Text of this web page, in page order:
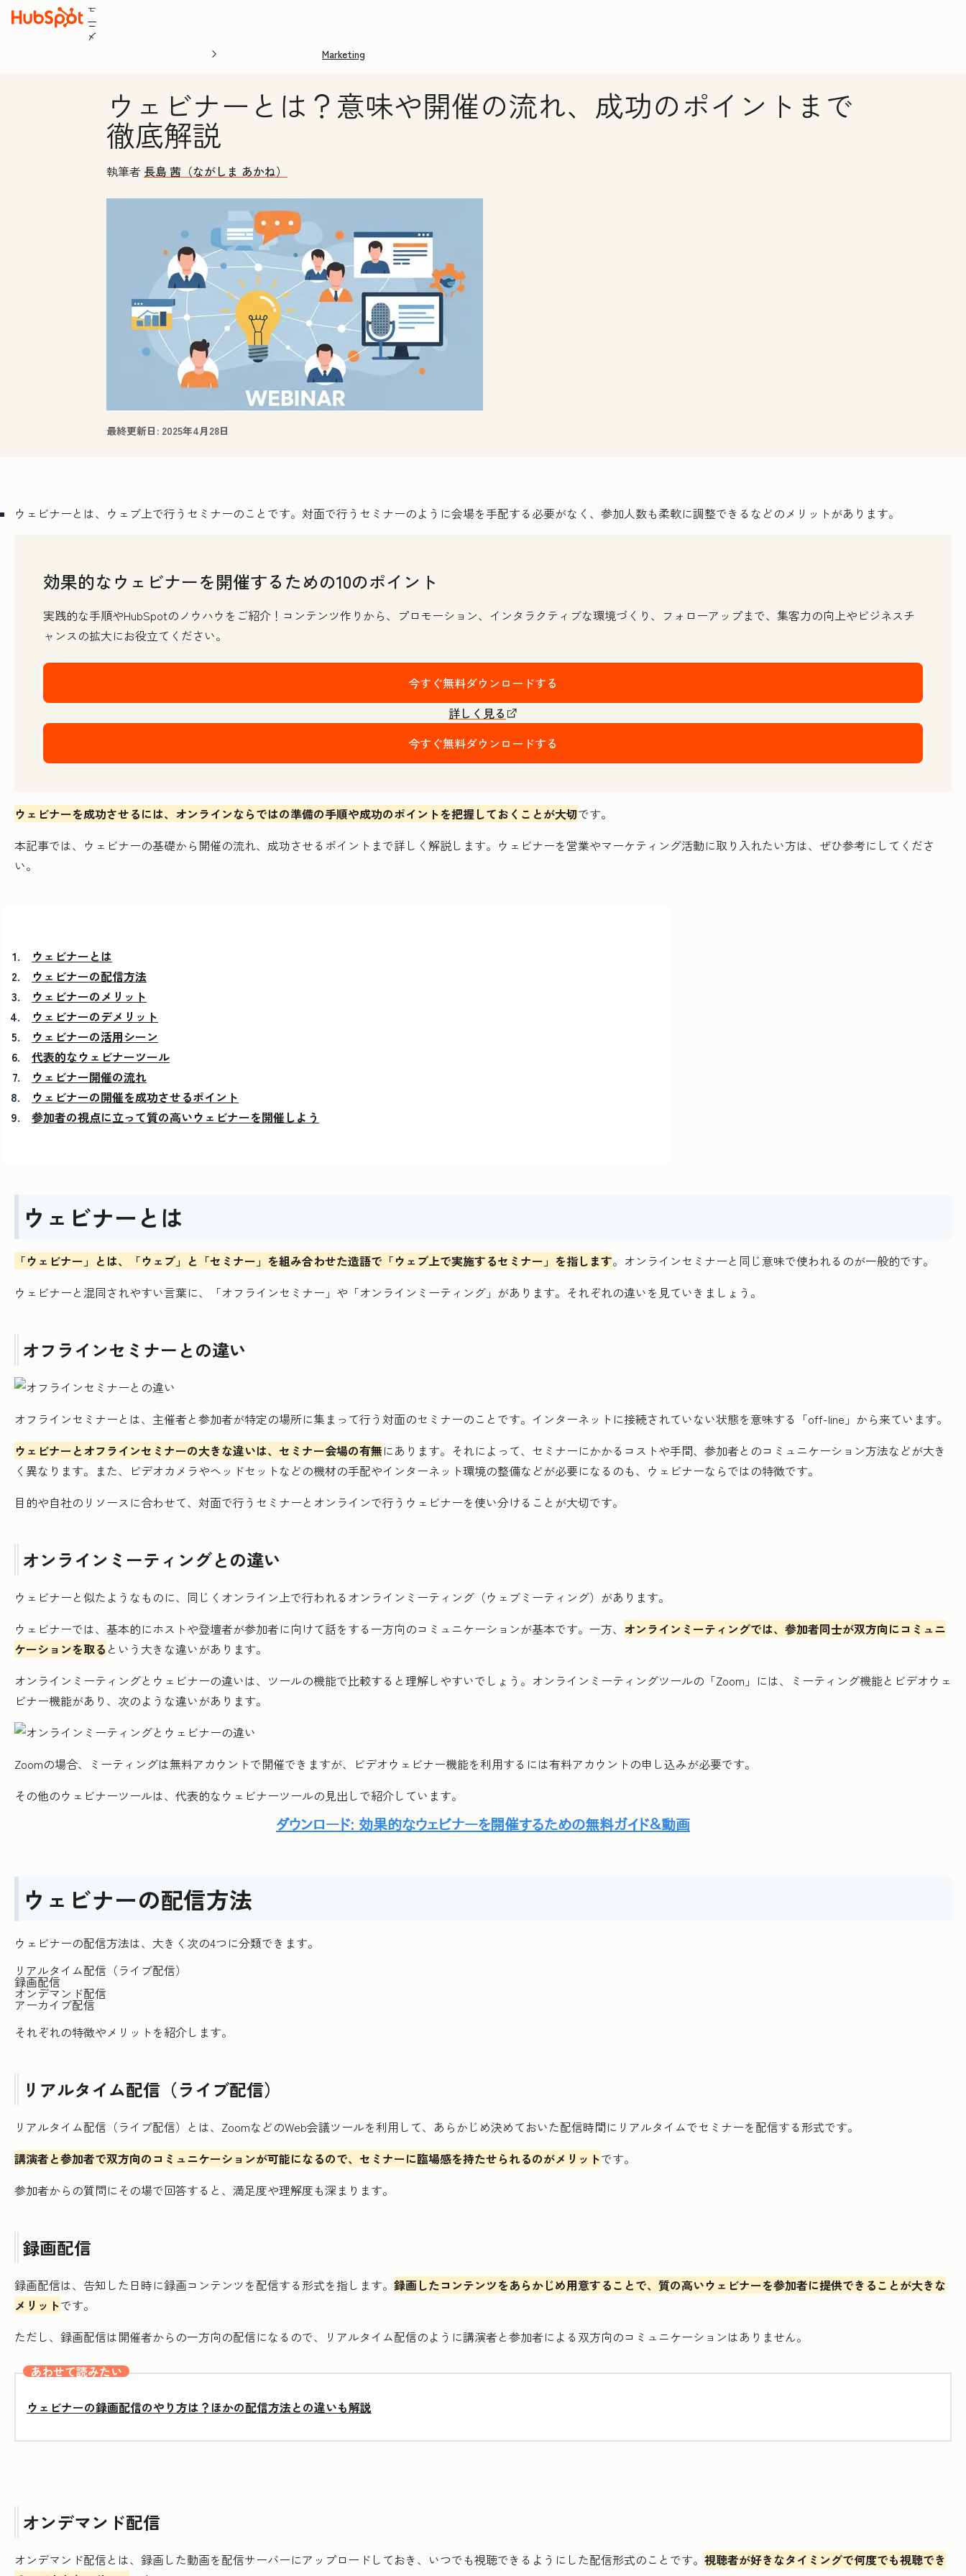
メ
ニ
ュ
Marketing
ウェビナーとは？意味や開催の流れ、成功のポイントまで
徹底解説
執筆者 長島 茜（ながしま あかね）
最終更新日: 2025年4月28日
ウェビナーとは、ウェブ上で行うセミナーのことです。対面で行うセミナーのように会場を手配する必要がなく、参加人数も柔軟に調整できるなどのメリットがあります。
効果的なウェビナーを開催するための10のポイント
実践的な手順やHubSpotのノウハウをご紹介！コンテンツ作りから、プロモーション、インタラクティブな環境づくり、フォローアップまで、集客力の向上やビジネスチ
ャンスの拡大にお役立てください。
今すぐ無料ダウンロードする
詳しく見る
今すぐ無料ダウンロードする
ウェビナーを成功させるには、オンラインならではの準備の手順や成功のポイントを把握しておくことが大切です。
本記事では、ウェビナーの基礎から開催の流れ、成功させるポイントまで詳しく解説します。ウェビナーを営業やマーケティング活動に取り入れたい方は、ぜひ参考にしてくださ
い。
ウェビナーとは
ウェビナーの配信方法
ウェビナーのメリット
ウェビナーのデメリット
ウェビナーの活用シーン
代表的なウェビナーツール
ウェビナー開催の流れ
ウェビナーの開催を成功させるポイント
参加者の視点に立って質の高いウェビナーを開催しよう
ウェビナーとは
「ウェビナー」とは、「ウェブ」と「セミナー」を組み合わせた造語で「ウェブ上で実施するセミナー」を指します。オンラインセミナーと同じ意味で使われるのが一般的です。
ウェビナーと混同されやすい言葉に、「オフラインセミナー」や「オンラインミーティング」があります。それぞれの違いを見ていきましょう。
オフラインセミナーとの違い
オフラインセミナーとは、主催者と参加者が特定の場所に集まって行う対面のセミナーのことです。インターネットに接続されていない状態を意味する「off-line」から来ています。
ウェビナーとオフラインセミナーの大きな違いは、セミナー会場の有無にあります。それによって、セミナーにかかるコストや手間、参加者とのコミュニケーション方法などが大き
く異なります。また、ビデオカメラやヘッドセットなどの機材の手配やインターネット環境の整備などが必要になるのも、ウェビナーならではの特徴です。
目的や自社のリソースに合わせて、対面で行うセミナーとオンラインで行うウェビナーを使い分けることが大切です。
オンラインミーティングとの違い
ウェビナーと似たようなものに、同じくオンライン上で行われるオンラインミーティング（ウェブミーティング）があります。
ウェビナーでは、基本的にホストや登壇者が参加者に向けて話をする一方向のコミュニケーションが基本です。一方、 オンラインミーティングでは、参加者同士が双方向にコミュニ
ケーションを取る という大きな違いがあります。
オンラインミーティングとウェビナーの違いは、ツールの機能で比較すると理解しやすいでしょう。オンラインミーティングツールの「Zoom」には、ミーティング機能とビデオウェ
ビナー機能があり、次のような違いがあります。
Zoomの場合、ミーティングは無料アカウントで開催できますが、ビデオウェビナー機能を利用するには有料アカウントの申し込みが必要です。
その他のウェビナーツールは、代表的なウェビナーツールの見出しで紹介しています。
ウェビナーの配信方法
ウェビナーの配信方法は、大きく次の4つに分類できます。
リアルタイム配信（ライブ配信）
録画配信
オンデマンド配信
アーカイブ配信
それぞれの特徴やメリットを紹介します。
リアルタイム配信（ライブ配信）
リアルタイム配信（ライブ配信）とは、ZoomなどのWeb会議ツールを利用して、あらかじめ決めておいた配信時間にリアルタイムでセミナーを配信する形式です。
講演者と参加者で双方向のコミュニケーションが可能になるので、セミナーに臨場感を持たせられるのがメリットです。
参加者からの質問にその場で回答すると、満足度や理解度も深まります。
録画配信
録画配信は、告知した日時に録画コンテンツを配信する形式を指します。 録画したコンテンツをあらかじめ用意することで、質の高いウェビナーを参加者に提供できることが大きな
メリットです。
ただし、録画配信は開催者からの一方向の配信になるので、リアルタイム配信のように講演者と参加者による双方向のコミュニケーションはありません。
あわせて読みたい
ウェビナーの録画配信のやり方は？ほかの配信方法との違いも解説
オンデマンド配信
オンデマンド配信とは、録画した動画を配信サーバーにアップロードしておき、いつでも視聴できるようにした配信形式のことです。 視聴者が好きなタイミングで何度でも視聴でき